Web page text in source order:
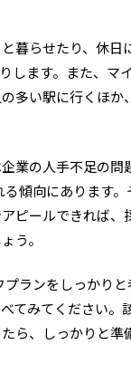
暮らせたり、休日
します。また、マ
多い駅に行くほか
業の人手不足の問
傾向にあります。
ピールできれば、
う。
ランをしっかりと
てみてください。
ら、しっかりと準